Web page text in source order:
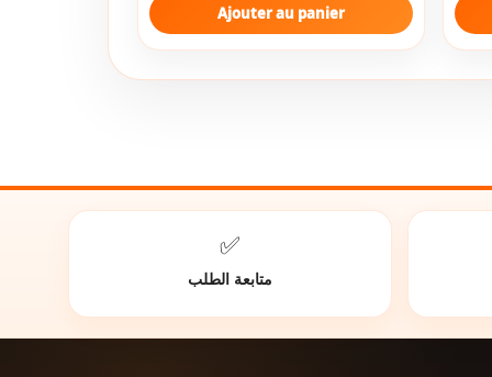
Ajouter au panier
✅
متابعة الطلب